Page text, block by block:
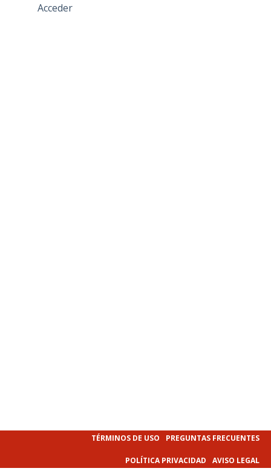
Acceder
TÉRMINOS DE USO PREGUNTAS FRECUENTES
POLÍTICA PRIVACIDAD AVISO LEGAL